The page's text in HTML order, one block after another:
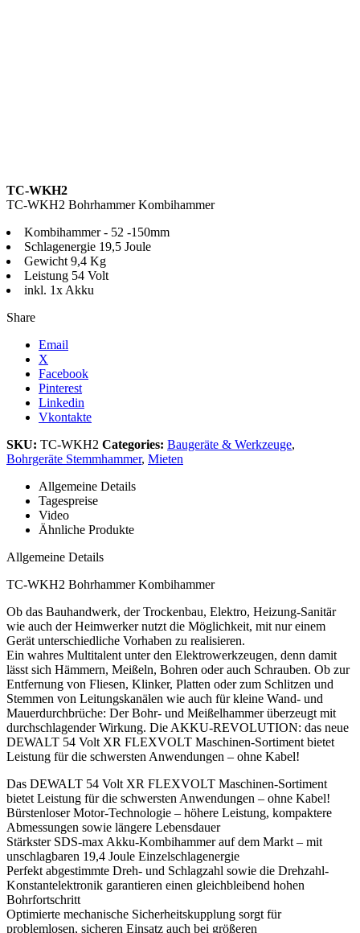
TC-WKH2
TC-WKH2 Bohrhammer Kombihammer
Kombihammer - 52 -150mm
Schlagenergie 19,5 Joule
Gewicht 9,4 Kg
Leistung 54 Volt
inkl. 1x Akku
Share
Email
X
Facebook
Pinterest
Linkedin
Vkontakte
SKU: TC-WKH2 Categories: Baugeräte & Werkzeuge,
Bohrgeräte Stemmhammer, Mieten
Allgemeine Details
Tagespreise
Video
Ähnliche Produkte
Allgemeine Details
TC-WKH2 Bohrhammer Kombihammer
Ob das Bauhandwerk, der Trockenbau, Elektro, Heizung-Sanitär
wie auch der Heimwerker nutzt die Möglichkeit, mit nur einem
Gerät unterschiedliche Vorhaben zu realisieren.
Ein wahres Multitalent unter den Elektrowerkzeugen, denn damit
lässt sich Hämmern, Meißeln, Bohren oder auch Schrauben. Ob zur
Entfernung von Fliesen, Klinker, Platten oder zum Schlitzen und
Stemmen von Leitungskanälen wie auch für kleine Wand- und
Mauerdurchbrüche: Der Bohr- und Meißelhammer überzeugt mit
durchschlagender Wirkung. Die AKKU-REVOLUTION: das neue
DEWALT 54 Volt XR FLEXVOLT Maschinen-Sortiment bietet
Leistung für die schwersten Anwendungen – ohne Kabel!
Das DEWALT 54 Volt XR FLEXVOLT Maschinen-Sortiment
bietet Leistung für die schwersten Anwendungen – ohne Kabel!
Bürstenloser Motor-Technologie – höhere Leistung, kompaktere
Abmessungen sowie längere Lebensdauer
Stärkster SDS-max Akku-Kombihammer auf dem Markt – mit
unschlagbaren 19,4 Joule Einzelschlagenergie
Perfekt abgestimmte Dreh- und Schlagzahl sowie die Drehzahl-
Konstantelektronik garantieren einen gleichbleibend hohen
Bohrfortschritt
Optimierte mechanische Sicherheitskupplung sorgt für
problemlosen, sicheren Einsatz auch bei größeren